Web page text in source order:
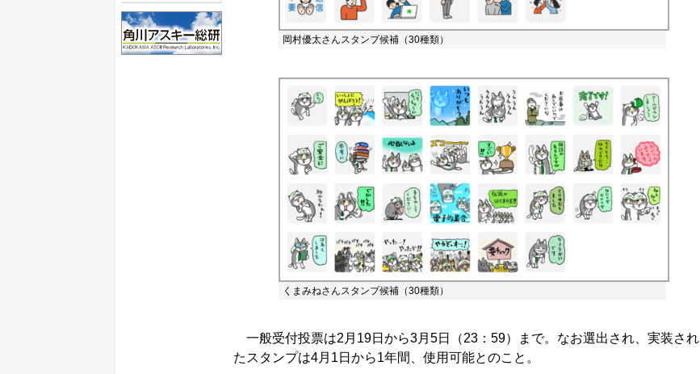
岡村優太さんスタンプ候補（30種類）
くまみねさんスタンプ候補（30種類）
一般受付投票は2月19日から3月5日（23：59）まで。なお選出され、実装され
たスタンプは4月1日から1年間、使用可能とのこと。